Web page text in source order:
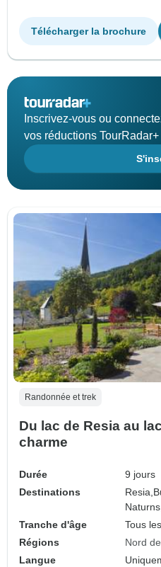
Télécharger la brochure
Inscrivez-vous ou
vos réductions TourRadar+
Randonnée et trek
Du lac de Resia au
charme
Durée
9 jours
Destinations
Resia,
Tranche d'âge
Tous
Régions
Nord
Langue